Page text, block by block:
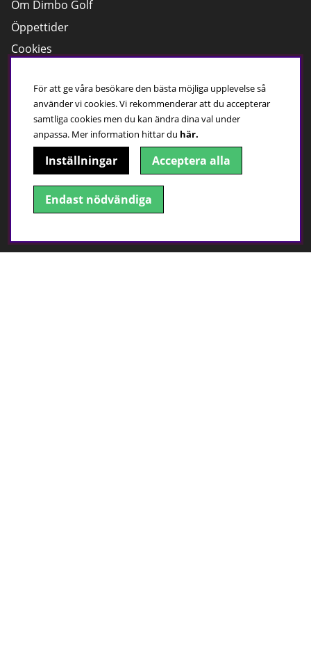
Om Dimbo Golf
Öppettider
Cookies
Kundservice
Har du frågor?
Ring:0500 - 410 100
Maila till oss
Öppettider, butik
Mån-Fre; 10:00-18:00
Lör; 09:00-15:00
Sön;Stängt
För att ge våra besökare den bästa möjliga upplevelse så
använder vi cookies. Vi rekommenderar att du accepterar
samtliga cookies men du kan ändra dina val under
anpassa. Mer information hittar du här.
Inställningar Acceptera alla
Endast nödvändiga